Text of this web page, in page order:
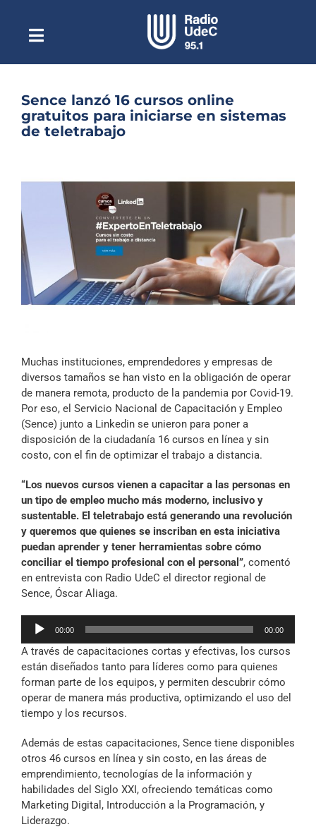
contenidoToggle
NavigationEscuchar Radio UdeC en vivo
Quiénes Somos
Programación
Noticias
Reportajes
Columnas
Música Clásica
Especiales
Sence lanzó 16 cursos online
gratuitos para iniciarse en sistemas
de teletrabajo
Muchas instituciones, emprendedores y empresas de
diversos tamaños se han visto en la obligación de operar
de manera remota, producto de la pandemia por Covid-19.
Por eso, el Servicio Nacional de Capacitación y Empleo
(Sence) junto a Linkedin se unieron para poner a
disposición de la ciudadanía 16 cursos en línea y sin
costo, con el fin de optimizar el trabajo a distancia.
“Los nuevos cursos vienen a capacitar a las personas en
un tipo de empleo mucho más moderno, inclusivo y
sustentable. El teletrabajo está generando una revolución
y queremos que quienes se inscriban en esta iniciativa
puedan aprender y tener herramientas sobre cómo
conciliar el tiempo profesional con el personal”, comentó
en entrevista con Radio UdeC el director regional de
Sence, Óscar Aliaga.
Reproductor
audio
00:00 00:00
A través de capacitaciones cortas y efectivas, los cursos
están diseñados tanto para líderes como para quienes
forman parte de los equipos, y permiten descubrir cómo
operar de manera más productiva, optimizando el uso del
tiempo y los recursos.
Además de estas capacitaciones, Sence tiene disponibles
otros 46 cursos en línea y sin costo, en las áreas de
emprendimiento, tecnologías de la información y
habilidades del Siglo XXI, ofreciendo temáticas como
Marketing Digital, Introducción a la Programación, y
Liderazgo.